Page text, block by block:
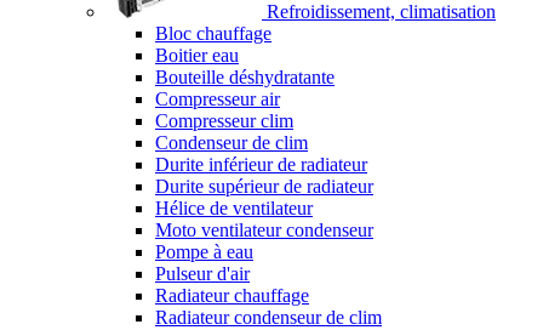
Refroidissement, climatisation
Bloc chauffage
Boitier eau
Bouteille déshydratante
Compresseur air
Compresseur clim
Condenseur de clim
Durite inférieur de radiateur
Durite supérieur de radiateur
Hélice de ventilateur
Moto ventilateur condenseur
Pompe à eau
Pulseur d'air
Radiateur chauffage
Radiateur condenseur de clim